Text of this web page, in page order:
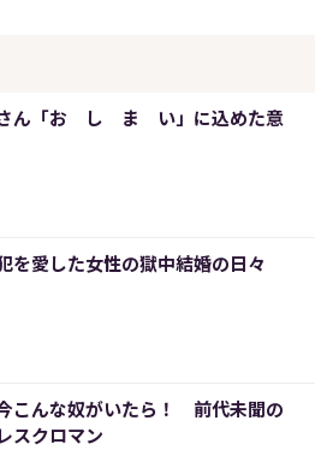
ん「お し ま い」に込めた意
を愛した女性の獄中結婚の日々
こんな奴がいたら！ 前代未聞の
スクロマン